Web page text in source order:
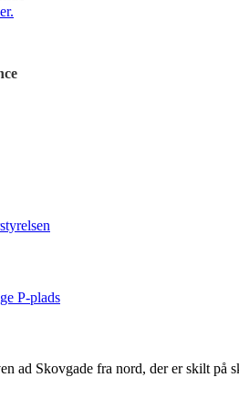
P-plads
ad Skovgade fra nord, der er skilt på